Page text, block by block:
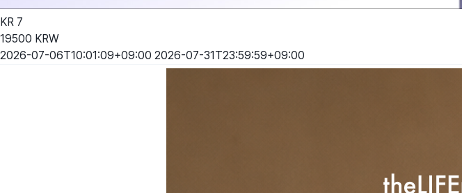
KR 7
19500 KRW
2026-07-06T10:01:09+09:00 2026-07-31T23:59:59+09:00